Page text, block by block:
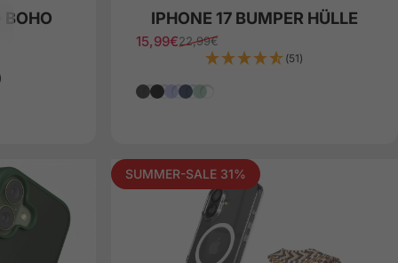
BOHO
IPHONE 17 BUMPER HÜLLE
Verkaufspreis
15,99€
Normaler Preis
22,99€
(51)
GrauSchwarz
LilaBlauMint Grün
SUMMER-SALE 31%